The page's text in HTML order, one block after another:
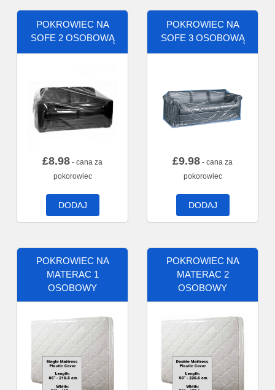
POKROWIEC NA
SOFE 2 OSOBOWĄ
£8.98 - cana za
pokorowiec
DODAJ
POKROWIEC NA
SOFE 3 OSOBOWĄ
£9.98 - cana za
pokorowiec
DODAJ
POKROWIEC NA
MATERAC 1
OSOBOWY
POKROWIEC NA
MATERAC 2
OSOBOWY